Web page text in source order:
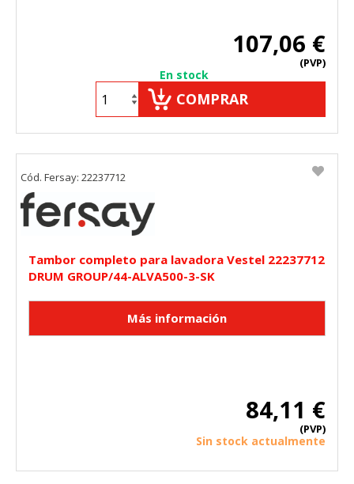
107,06 €
(PVP)
En stock
COMPRAR
Tambor completo para lavadora Vestel 22237712
DRUM GROUP/44-ALVA500-3-SK
84,11 €
(PVP)
Sin stock actualmente
Cód. Fersay: 22237712